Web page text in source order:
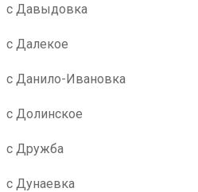
с Давыдовка
с Далекое
с Данило-Ивановка
с Долинское
с Дружба
с Дунаевка